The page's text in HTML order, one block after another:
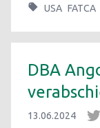
USA FATCA
DBA
13.06.2024